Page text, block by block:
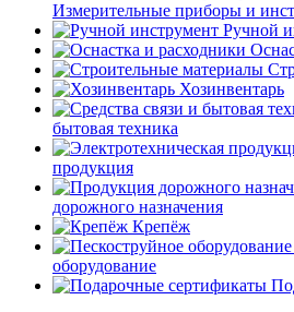
Измерительные приборы и
Ручной
Хозинвентарь
бытовая техника
продукция
дорожного назначения
Крепёж
оборудование